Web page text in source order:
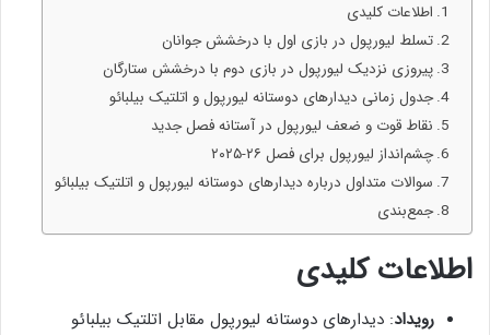
اطلاعات کلیدی
تسلط لیورپول در بازی اول با درخشش جوانان
پیروزی نزدیک لیورپول در بازی دوم با درخشش ستارگان
جدول زمانی دیدارهای دوستانه لیورپول و اتلتیک بیلبائو
نقاط قوت و ضعف لیورپول در آستانه فصل جدید
چشم‌انداز لیورپول برای فصل ۲۶-۲۰۲۵
سوالات متداول درباره دیدارهای دوستانه لیورپول و اتلتیک بیلبائو
جمع‌بندی
اطلاعات کلیدی
رویداد: دیدارهای دوستانه لیورپول مقابل اتلتیک بیلبائو